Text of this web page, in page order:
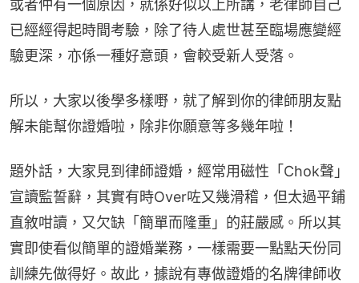
或者仲有一個原因，就係好似以上所講，老律師自己
已經經得起時間考驗，除了待人處世甚至臨場應變經
驗更深，亦係一種好意頭，會較受新人受落。
所以，大家以後學多樣嘢，就了解到你的律師朋友點
解未能幫你證婚啦，除非你願意等多幾年啦！
題外話，大家見到律師證婚，經常用磁性「Chok聲」
宣讀監誓辭，其實有時Over咗又幾滑稽，但太過平鋪
直敘咁讀，又欠缺「簡單而隆重」的莊嚴感。所以其
實即使看似簡單的證婚業務，一樣需要一點點天份同
訓練先做得好。故此，據說有專做證婚的名牌律師收